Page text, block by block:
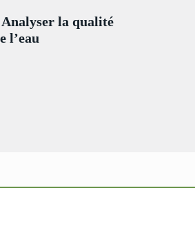
la qualité
l’eau